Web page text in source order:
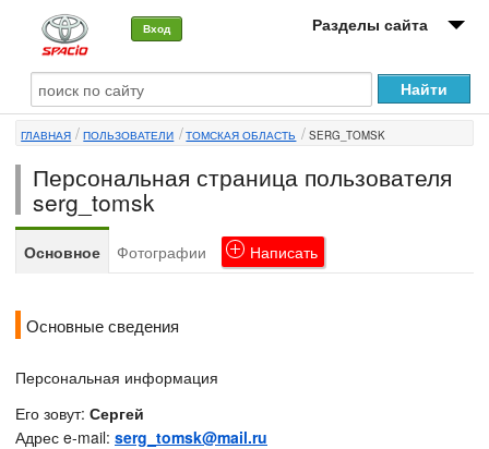
Вход Разделы сайта
О машине
Автоклуб
Форумы
Сервисы и услуги
ГЛАВНАЯ ПОЛЬЗОВАТЕЛИ ТОМСКАЯ ОБЛАСТЬ SERG_TOMSK
Персональная страница пользователя
serg_tomsk
Основное Фотографии Написать
Основные сведения
Персональная информация
Его зовут: Сергей
Адрес e-mail: serg_tomsk@mail.ru